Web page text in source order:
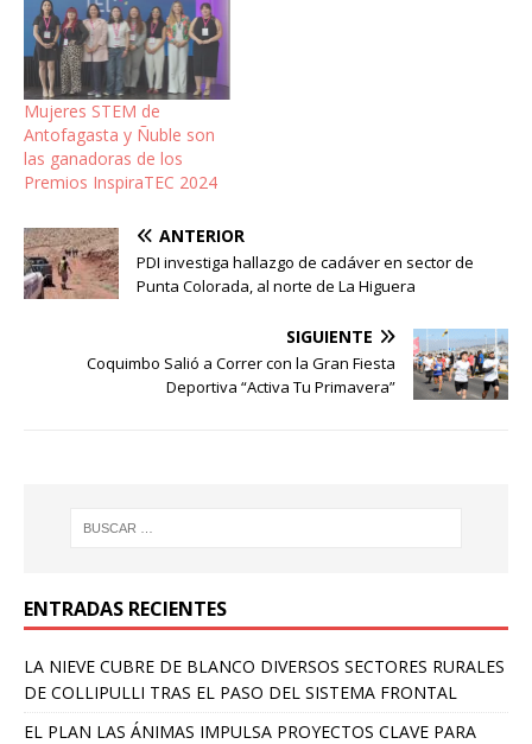
Mujeres STEM de
Antofagasta y Ñuble son
las ganadoras de los
Premios InspiraTEC 2024
ANTERIOR
PDI investiga hallazgo de cadáver en sector de
Punta Colorada, al norte de La Higuera
SIGUIENTE
Coquimbo Salió a Correr con la Gran Fiesta
Deportiva “Activa Tu Primavera”
ENTRADAS RECIENTES
LA NIEVE CUBRE DE BLANCO DIVERSOS SECTORES RURALES
DE COLLIPULLI TRAS EL PASO DEL SISTEMA FRONTAL
EL PLAN LAS ÁNIMAS IMPULSA PROYECTOS CLAVE PARA